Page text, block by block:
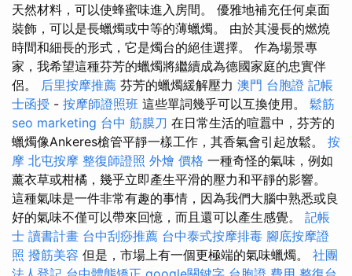
天然材料，可以使蜂蜜味進入房間。 優雅地補充任何桌面
裝飾，可以是長蠟燭或中等的薄蠟燭。 由於其漫長的燃燒
時間和細長的形式，它是燭台的絕佳選擇。 作為場景專
家，我希望這種芬芳的蠟燭將繼續成為德國家庭的忠實伴
侶。 后里按摩推薦 芬芳的蠟燭緩解壓力 澳門 台胞證 記帳
士函授 - 按摩師證照班 這些單詞幾乎可以互換使用。 鬆筋
seo marketing 台中 筋膜刀 在日常生活的喧囂中，芬芳的
蠟燭像Ankeres槍管平靜一樣工作，其香氣會引起放鬆。 按
摩 北屯按摩 整復師證照 外燴 價格 一種奇怪的氣味，例如
薰衣草或柑橘，幾乎立即產生平滑的壓力和平靜的影響。
這種氣味是一件非常有趣的事情，因為我們大腦中熟悉或良
好的氣味不僅可以帶來回憶，而且還可以產生感覺。 記帳
士 讀書計畫 台中刮痧推薦 台中泰式按摩排毒 腳底按摩證
照 撥筋美容 但是，市場上有一個更極端的氣味蠟燭。 社團